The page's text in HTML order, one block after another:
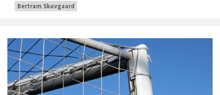
Bertram Skovgaard